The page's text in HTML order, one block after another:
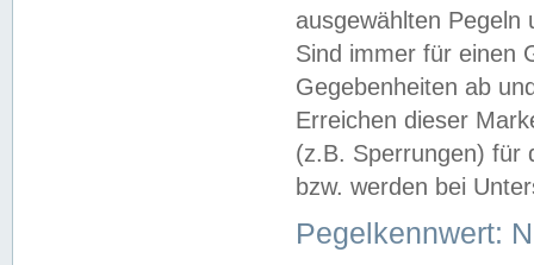
ausgewählten
Sind immer für einen
Gegebenheiten ab
Erreichen dieser
(z.B. Sperrungen) für
bzw. werden bei
Pegelkennwert: